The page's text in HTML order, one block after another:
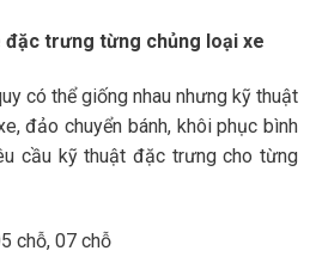
trưng từng chủng loại xe
có thể giống nhau nhưng kỹ thuật
đảo chuyển bánh, khôi phục bình
cầu kỹ thuật đặc trưng cho từng
chỗ, 07 chỗ